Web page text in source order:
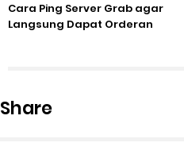
Cara Ping Server Grab agar
Langsung Dapat Orderan
Share